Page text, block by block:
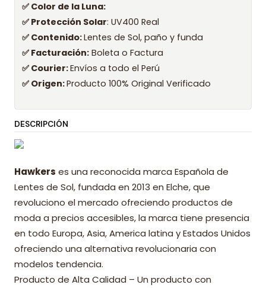
✅ Color de la Luna:
✅ Protección Solar: UV400 Real
✅ Contenido:Lentes de Sol, paño y funda
✅ Facturación: Boleta o Factura
✅ Courier:Envíos a todo el Perú
✅ Origen:Producto 100% Original Verificado
DESCRIPCIÓN
Hawkers es una reconocida marca Española de
Lentes de Sol, fundada en 2013 en Elche, que
revoluciono el mercado ofreciendo productos de
moda a precios accesibles, la marca tiene presencia
en todo Europa, Asia, America latina y Estados Unidos
ofreciendo una alternativa revolucionaria con
modelos tendencia.
Producto de Alta Calidad – Un producto con